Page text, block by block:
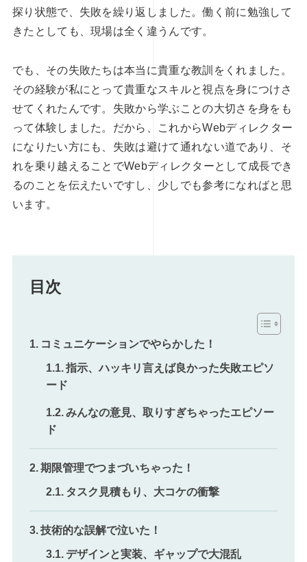
探り状態で、失敗を繰り返しました。働く前に勉強して
きたとしても、現場は全く違うんです。
でも、その失敗たちは本当に貴重な教訓をくれました。
その経験が私にとって貴重なスキルと視点を身につけさ
せてくれたんです。失敗から学ぶことの大切さを身をも
って体験しました。だから、これからWebディレクター
になりたい方にも、失敗は避けて通れない道であり、そ
れを乗り越えることでWebディレクターとして成長でき
るのことを伝えたいですし、少しでも参考になればと思
います。
目次
コミュニケーションでやらかした！
指示、ハッキリ言えば良かった失敗エピソ
ード
みんなの意見、取りすぎちゃったエピソー
ド
期限管理でつまづいちゃった！
タスク見積もり、大コケの衝撃
技術的な誤解で泣いた！
デザインと実装、ギャップで大混乱